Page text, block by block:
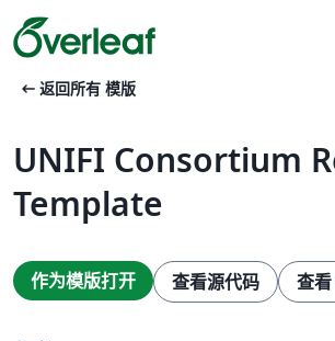
arrow_left_alt 返回所有 模版
UNIFI Consortium
Template
作为模版打开 查看源代码 查